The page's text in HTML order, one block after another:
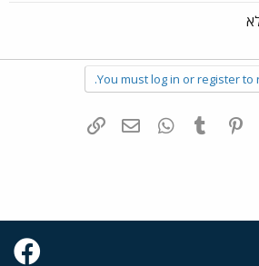
You must log in or register to
Reddit
Pinterest
Tumblr
WhatsAppדואר אלקטרוני